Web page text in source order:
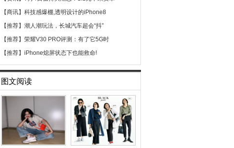
【商讯】 科技感爆棚,透明设计的iPhone8
【推荐】 潮人潮玩法，长城汽车超会“抖”
【推荐】 荣耀V30 PRO评测：有了它5G时
【推荐】 iPhone熄屏状态下也能救命!
图文阅读